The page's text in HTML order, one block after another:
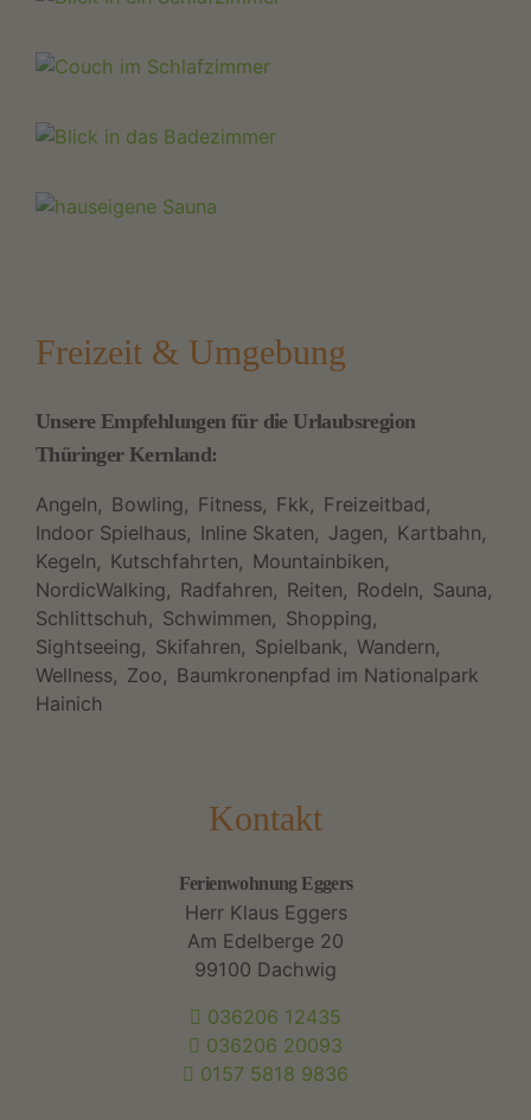
Freizeit & Umgebung
Unsere Empfehlungen für die Urlaubsregion
Thüringer Kernland:
Angeln Bowling Fitness Fkk
Freizeitbad
Indoor Spielhaus
Inline Skaten Jagen
Kartbahn
Kegeln
Kutschfahrten
Mountainbiken
NordicWalking
Radfahren Reiten Rodeln
Sauna
Schlittschuh
Schwimmen
Shopping
Sightseeing
Skifahren Spielbank
Wandern
Wellness
Zoo
Baumkronenpfad im Nationalpark
Hainich
Kontakt
Ferienwohnung Eggers
Herr Klaus Eggers
Am Edelberge 20
99100 Dachwig
036206 12435
036206 20093
0157 5818 9836